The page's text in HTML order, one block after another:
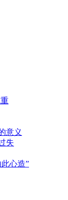
意义
失
心造”